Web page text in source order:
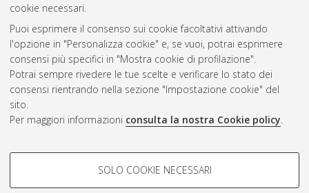
cookie necessari.
Puoi esprimere il consenso sui cookie facoltativi attivando
l'opzione in "Personalizza cookie" e, se vuoi, potrai esprimere
consensi più specifici in "Mostra cookie di profilazione".
Potrai sempre rivedere le tue scelte e verificare lo stato dei
consensi rientrando nella sezione "Impostazione cookie" del
sito.
Per maggiori informazioni consulta la nostra Cookie policy.
COOKIE DI PROFILAZIONE -
SOLO COOKIE NECESSARI
Atom
Rss 1.0
Rss 2.0
AMS Laurea
Impostazioni Cookie
Informativa sulla privacy
Condizioni d’uso del sito